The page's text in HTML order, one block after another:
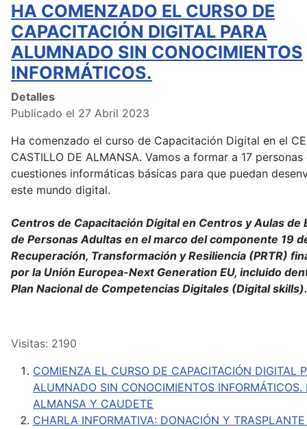
HA COMENZADO EL CURSO DE
CAPACITACIÓN DIGITAL PARA
ALUMNADO SIN CONOCIMIENTOS
INFORMÁTICOS.
Detalles
Publicado el 27 Abril 2023
Ha comenzado el curso de Capacitación Digital en el
CASTILLO DE ALMANSA. Vamos a formar a 17 personas
cuestiones informáticas básicas para que puedan
este mundo digital.
Centros de Capacitación Digital en Centros y Aulas de
de Personas Adultas en el marco del componente 19
Recuperación, Transformación y Resiliencia (PRTR)
por la Unión Europea-Next Generation EU, incluido
Plan Nacional de Competencias Digitales (Digital skills).
Visitas: 2190
COMIENZA EL CURSO DE CAPACITACIÓN DIGITAL
ALUMNADO SIN CONOCIMIENTOS INFORMÁTICOS.
ALMANSA Y CAUDETE
CHARLA INFORMATIVA: DONACIÓN Y